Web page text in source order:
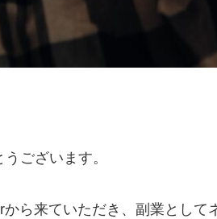
ございます。
ら来ていただき、副業として